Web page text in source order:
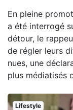
En pleine
a été interrogé
détour, le
de régler leurs
nues, une
plus médiatisés
Lifestyle